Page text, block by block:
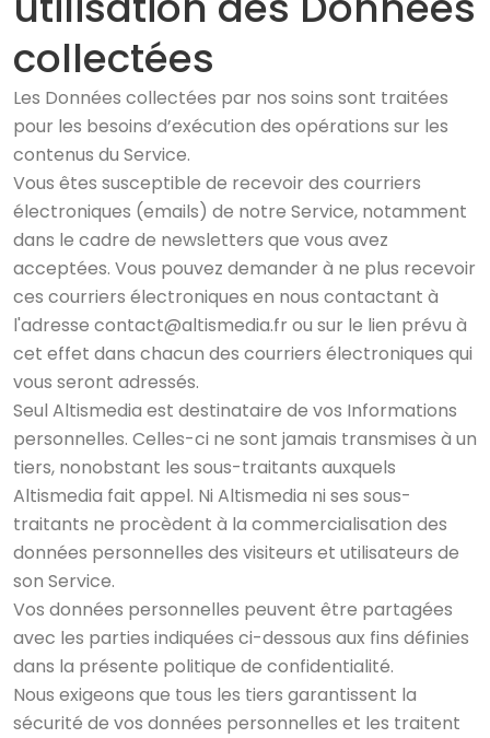
collectées
Les Données collectées par nos soins sont traitées
pour les besoins d’exécution des opérations sur les
contenus du Service.
Vous êtes susceptible de recevoir des courriers
électroniques (emails) de notre Service, notamment
dans le cadre de newsletters que vous avez
acceptées. Vous pouvez demander à ne plus recevoir
ces courriers électroniques en nous contactant à
l'adresse contact@altismedia.fr ou sur le lien prévu à
cet effet dans chacun des courriers électroniques qui
vous seront adressés.
Seul Altismedia est destinataire de vos Informations
personnelles. Celles-ci ne sont jamais transmises à un
tiers, nonobstant les sous-traitants auxquels
Altismedia fait appel. Ni Altismedia ni ses sous-
traitants ne procèdent à la commercialisation des
données personnelles des visiteurs et utilisateurs de
son Service.
Vos données personnelles peuvent être partagées
avec les parties indiquées ci-dessous aux fins définies
dans la présente politique de confidentialité.
Nous exigeons que tous les tiers garantissent la
sécurité de vos données personnelles et les traitent